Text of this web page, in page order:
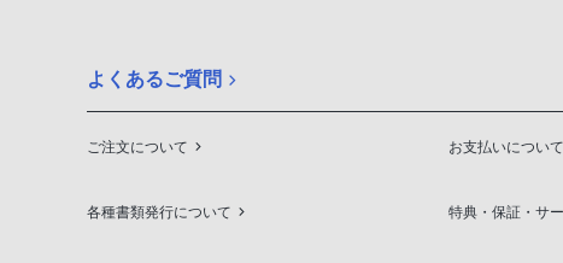
よくあるご質問
ご注文について お支払いについて
各種書類発行について 特典・保証・サ